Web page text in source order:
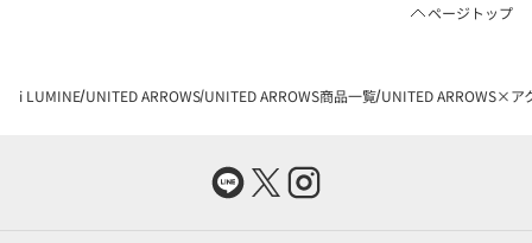
ページトップ
i LUMINE UNITED ARROWS UNITED ARROWS商品一覧 UNITED ARROWS×ア